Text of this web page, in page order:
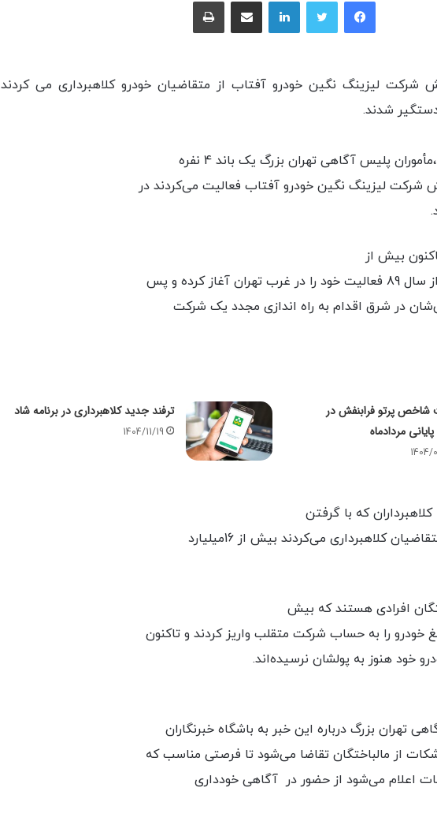
شرکت لیزینگ نگین خودرو آفتاب از متقاضیان خودرو کلاهبرداری می کردند
شدند.
پلیس آگاهی تهران بزرگ یک باند 4 نفره
شرکت لیزینگ نگین خودرو آفتاب فعالیت می‌کردند در
بیش از
در شرق اقدام به راه اندازی مجدد یک شرکت
پرتو فرابنفش در
مردادماه
1404/
ترفند جدید کلاهبرداری در برنامه شاد
1404/11/19
که با گرفتن
کلاهبرداری می‌کردند بیش از 16میلیارد
افرادی هستند که بیش
خودرو را به حساب شرکت متقلب واریز کردند و تاکنون
خود هنوز به پولشان نرسیده‌اند.
تهران بزرگ درباره این خبر به باشگاه خبرنگاران
از مالباختگان تقاضا می‌شود تا فرصتی مناسب که
اعلام می‌شود از حضور در آگاهی خودداری